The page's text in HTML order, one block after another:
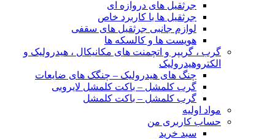
جرثقیل های دروازه ای
جرثقیل ها با کاربرد خاص
لوازم جانبی جرثقیل های سقفی
هویست ها و کالسکه ها
گرب ، گریپر و اتچمنت های مکانیکال ، هیدرولیک و
الکتروهیدرولیک
چنگ های هیدرولیک – چنگک های ضایعات
گرب کلمشل – باکت کلمشل لایروبی
گرب کلمشل – باکت کلمشل
مواد اولیه
حساب کاربری من
سبد خرید